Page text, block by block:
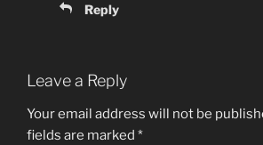
Reply
Leave a Reply
Your email address will not be
fields are marked *